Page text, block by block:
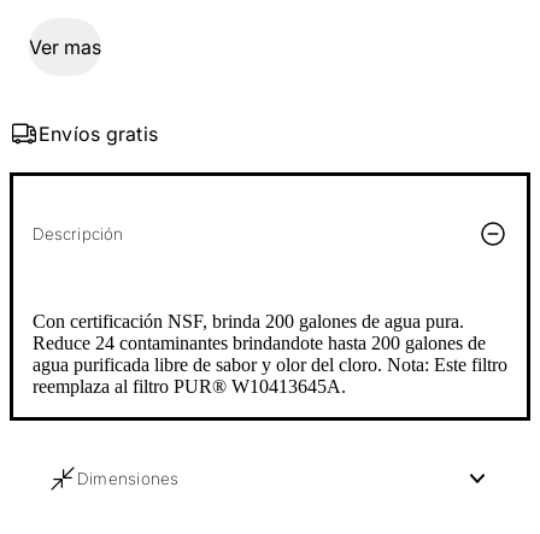
Ver mas
Envíos gratis
Descripción
Con certificación NSF, brinda 200 galones de agua pura.
Reduce 24 contaminantes brindandote hasta 200 galones de
agua purificada libre de sabor y olor del cloro. Nota: Este filtro
reemplaza al filtro PUR® W10413645A.
Dimensiones